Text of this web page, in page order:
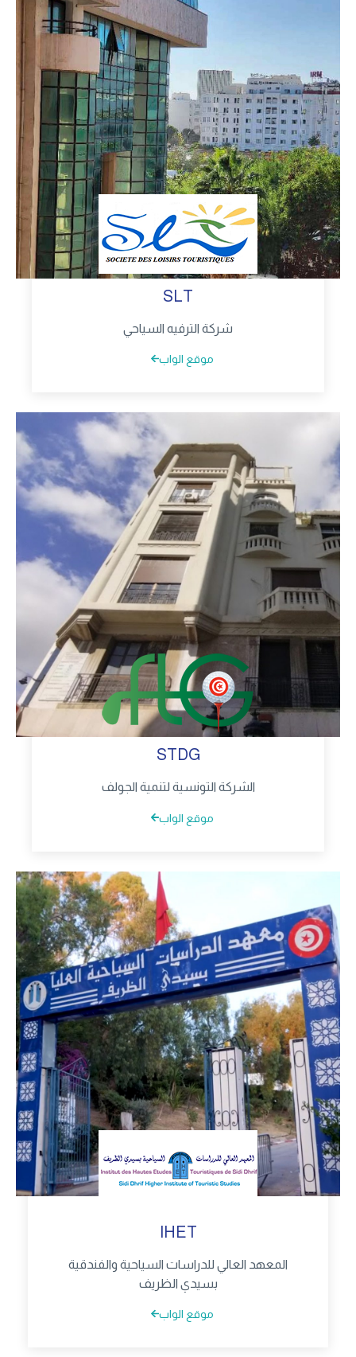
SLT
شركة الترفيه السياحي
موقع الواب
STDG
الشركة التونسية لتنمية الجولف
موقع الواب
IHET
المعهد العالي للدراسات السياحية والفندقية
بسيدي الظريف
موقع الواب